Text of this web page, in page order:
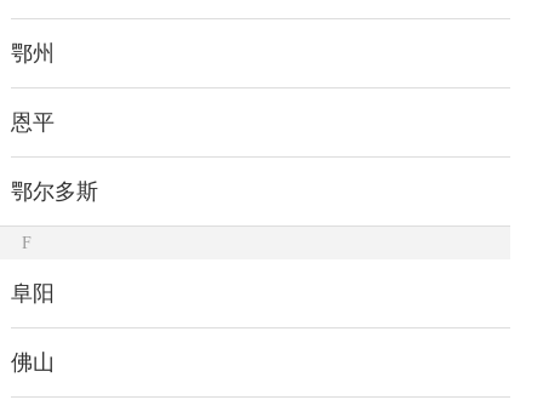
鄂州
恩平
鄂尔多斯
F
阜阳
佛山